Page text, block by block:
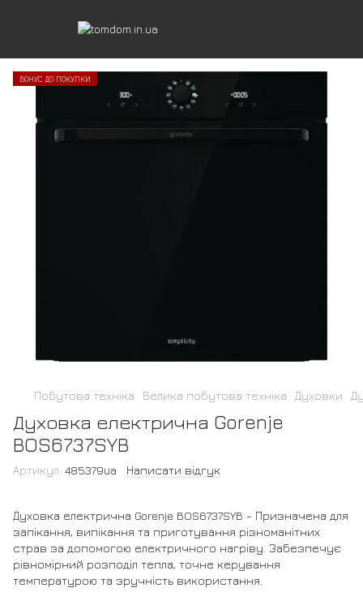
БОНУС ДО ПОКУПКИ
Побутова техніка Велика побутова техніка Духовки
Духовка електрична Gorenje
BOS6737SYB
Артикул: 485379ua Написати відгук
Духовка електрична Gorenje BOS6737SYB - Призначена для
запікання, випікання та приготування різноманітних
страв за допомогою електричного нагріву. Забезпечує
рівномірний розподіл тепла, точне керування
температурою та зручність використання.